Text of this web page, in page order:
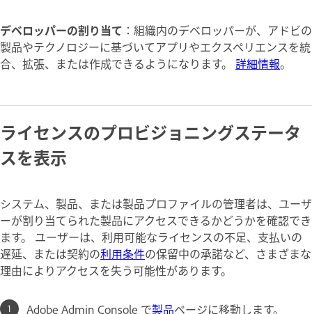
デベロッパーの割り当て ：組織内のデベロッパーが、アドビの
製品やテクノロジーに基づいてアプリやエクスペリエンスを統
合、拡張、または作成できるようになります。 詳細情報。
ライセンスのプロビジョニングステータ
スを表示
システム、製品、または製品プロファイルの管理者は、ユーザ
ーが割り当てられた製品にアクセスできるかどうかを確認でき
ます。 ユーザーは、利用可能なライセンスの不足、支払いの
遅延、または契約の利用条件の保留中の承諾など、さまざまな
理由によりアクセスを失う可能性があります。
Adobe Admin Console で製品ページに移動します。